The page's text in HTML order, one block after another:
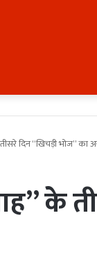
दिन “खिचड़ी भोज” का
के